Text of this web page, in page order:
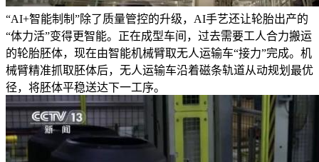
“AI+智能制制”除了质量管控的升级，AI手艺还让轮胎出产的
“体力活”变得更智能。正在成型车间，过去需要工人合力搬运
的轮胎胚体，现在由智能机械臂取无人运输车“接力”完成。机
械臂精准抓取胚体后，无人运输车沿着磁条轨道从动规划最优
径，将胚体平稳送达下一工序。